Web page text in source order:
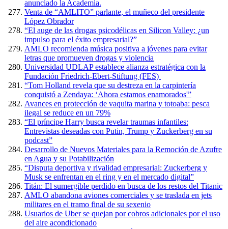
anunciado la Academia.
Venta de “AMLITO” parlante, el muñeco del presidente
López Obrador
“El auge de las drogas psicodélicas en Silicon Valley: ¿un
impulso para el éxito empresarial?”
AMLO recomienda música positiva a jóvenes para evitar
letras que promueven drogas y violencia
Universidad UDLAP establece alianza estratégica con la
Fundación Friedrich-Ebert-Stiftung (FES)
“Tom Holland revela que su destreza en la carpintería
conquistó a Zendaya: ‘Ahora estamos enamorados'”
Avances en protección de vaquita marina y totoaba: pesca
ilegal se reduce en un 79%
“El príncipe Harry busca revelar traumas infantiles:
Entrevistas deseadas con Putin, Trump y Zuckerberg en su
podcast”
Desarrollo de Nuevos Materiales para la Remoción de Azufre
en Agua y su Potabilización
“Disputa deportiva y rivalidad empresarial: Zuckerberg y
Musk se enfrentan en el ring y en el mercado digital”
Titán: El sumergible perdido en busca de los restos del Titanic
AMLO abandona aviones comerciales y se traslada en jets
militares en el tramo final de su sexenio
Usuarios de Uber se quejan por cobros adicionales por el uso
del aire acondicionado